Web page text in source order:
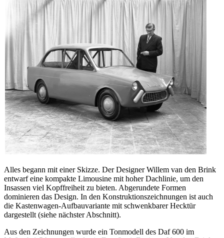
Alles begann mit einer Skizze. Der Designer Willem van den Brink
entwarf eine kompakte Limousine mit hoher Dachlinie, um den
Insassen viel Kopffreiheit zu bieten. Abgerundete Formen
dominieren das Design. In den Konstruktionszeichnungen ist auch
die Kastenwagen-Aufbauvariante mit schwenkbarer Hecktür
dargestellt (siehe nächster Abschnitt).
Aus den Zeichnungen wurde ein Tonmodell des Daf 600 im